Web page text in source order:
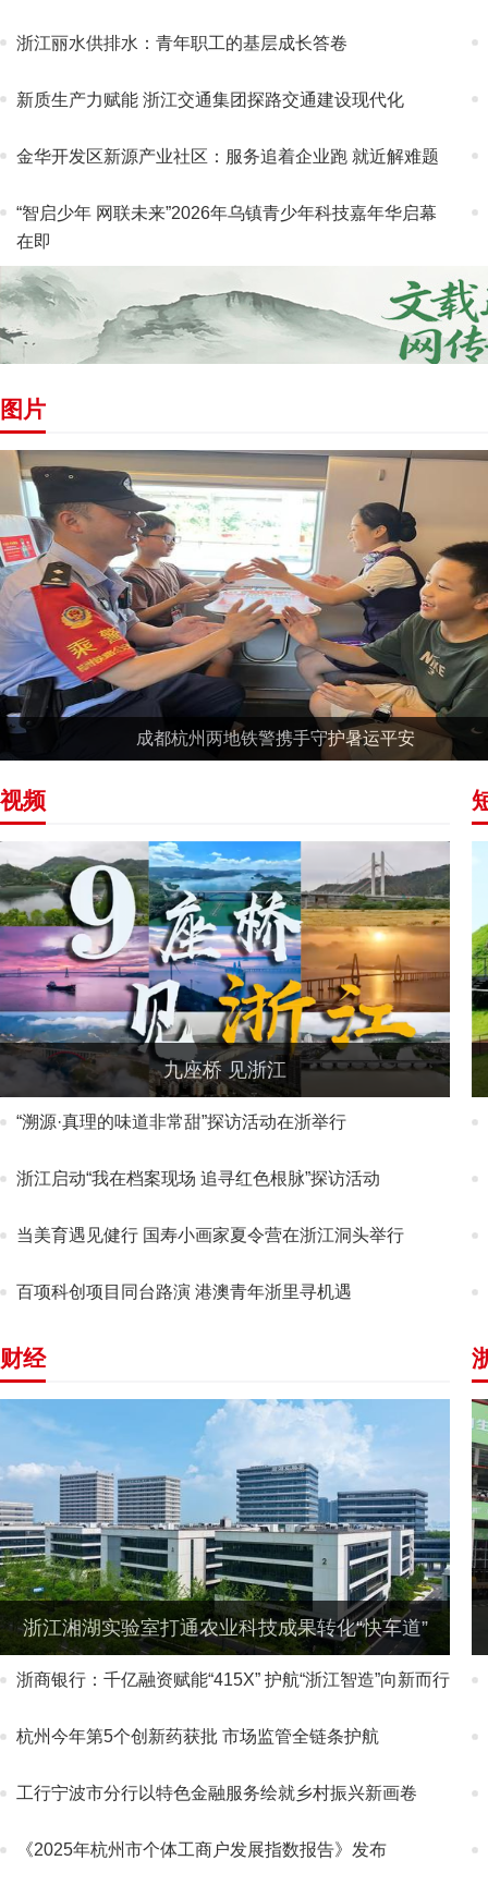
浙江丽水供排水：青年职工的基层成长答卷
新质生产力赋能 浙江交通集团探路交通建设现代化
金华开发区新源产业社区：服务追着企业跑 就近解难题
“智启少年 网联未来”2026年乌镇青少年科技嘉年华启幕
在即
图片
成都杭州两地铁警携手守护暑运平安
视频
九座桥 见浙江
“溯源·真理的味道非常甜”探访活动在浙举行
浙江启动“我在档案现场 追寻红色根脉”探访活动
当美育遇见健行 国寿小画家夏令营在浙江洞头举行
百项科创项目同台路演 港澳青年浙里寻机遇
财经
浙江湘湖实验室打通农业科技成果转化“快车道”
浙商银行：千亿融资赋能“415X” 护航“浙江智造”向新而行
杭州今年第5个创新药获批 市场监管全链条护航
工行宁波市分行以特色金融服务绘就乡村振兴新画卷
《2025年杭州市个体工商户发展指数报告》发布